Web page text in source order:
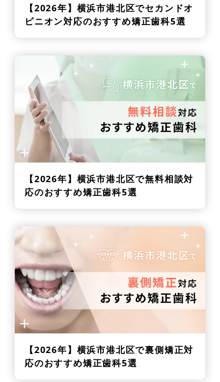
【2026年】 横浜市港北区でセカンドオ
ピニオン対応のおすすめ矯正歯科5選
【2026年】 横浜市港北区で無料相談対
応のおすすめ矯正歯科5選
【2026年】 横浜市港北区で裏側矯正対
応のおすすめ矯正歯科5選